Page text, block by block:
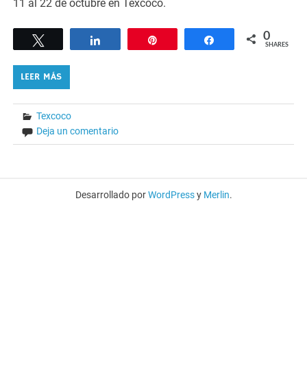
11 al 22 de octubre en Texcoco.
Share 0
SHARES
LEER MÁS
Texcoco
Deja un comentario
Desarrollado porWordPressy Merlin.